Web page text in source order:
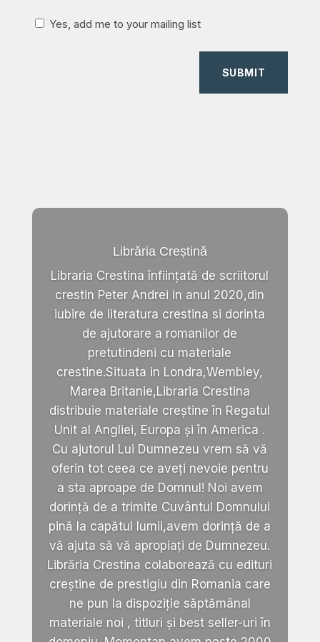
Yes, add me to your mailing list
SUBMIT
Librăria Creștină
Libraria Crestina înființată de scriitorul
crestin Peter Andrei in anul 2020,din
iubire de literatura crestina si dorinta
de ajutorare a romanilor de
pretutindeni cu materiale
crestine.Situata in Londra,Wembley,
Marea Britanie,Libraria Crestina
distribuie materiale creștine în Regatul
Unit al Angliei, Europa și în America .
Cu ajutorul Lui Dumnezeu vrem să vă
oferin tot ceea ce aveți nevoie pentru
a sta aproape de Domnul! Noi avem
dorință de a trimite Cuvântul Domnului
pină la capătul lumii,avem dorință de a
vă ajuta să vă apropiați de Dumnezeu.
Librăria Crestina colaborează cu edituri
creștine de prestigiu din Romania care
ne pun la dispoziție săptămânal
materiale noi , titluri și best seller-uri în